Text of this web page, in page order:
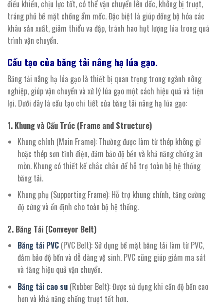
điều khiển, chịu lực tốt, có thể vận chuyển lên dốc, không bị trượt,
tráng phủ bề mặt chống ẩm mốc. Đặc biệt là giúp đồng bộ hóa các
khâu sản xuất, giảm thiểu va đập, tránh hao hụt lượng lúa trong quá
trình vận chuyển.
Cấu tạo của băng tải nâng hạ lúa gạo.
Băng tải nâng hạ lúa gạo là thiết bị quan trọng trong ngành nông
nghiệp, giúp vận chuyển và xử lý lúa gạo một cách hiệu quả và tiện
lợi. Dưới đây là cấu tạo chi tiết của băng tải nâng hạ lúa gạo:
1. Khung và Cấu Trúc (Frame and Structure)
Khung chính (Main Frame): Thường được làm từ thép không gỉ
hoặc thép sơn tĩnh điện, đảm bảo độ bền và khả năng chống ăn
mòn. Khung có thiết kế chắc chắn để hỗ trợ toàn bộ hệ thống
băng tải.
Khung phụ (Supporting Frame): Hỗ trợ khung chính, tăng cường
độ cứng và ổn định cho toàn bộ hệ thống.
2. Băng Tải (Conveyor Belt)
Băng tải PVC(PVC Belt): Sử dụng bề mặt băng tải làm từ PVC,
đảm bảo độ bền và dễ dàng vệ sinh. PVC cũng giúp giảm ma sát
và tăng hiệu quả vận chuyển.
Băng tải cao su(Rubber Belt): Được sử dụng khi cần độ bền cao
hơn và khả năng chống trượt tốt hơn.